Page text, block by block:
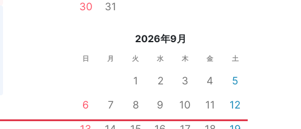
30
31
2026年9月
日 月 火 水 木 金 土
1 2 3 4
5
6
7 8 9 10 11
12